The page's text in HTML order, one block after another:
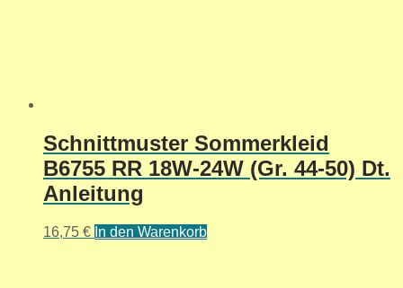
Schnittmuster Sommerkleid
B6755 RR 18W-24W (Gr. 44-50) Dt.
Anleitung
16,75 € In den Warenkorb